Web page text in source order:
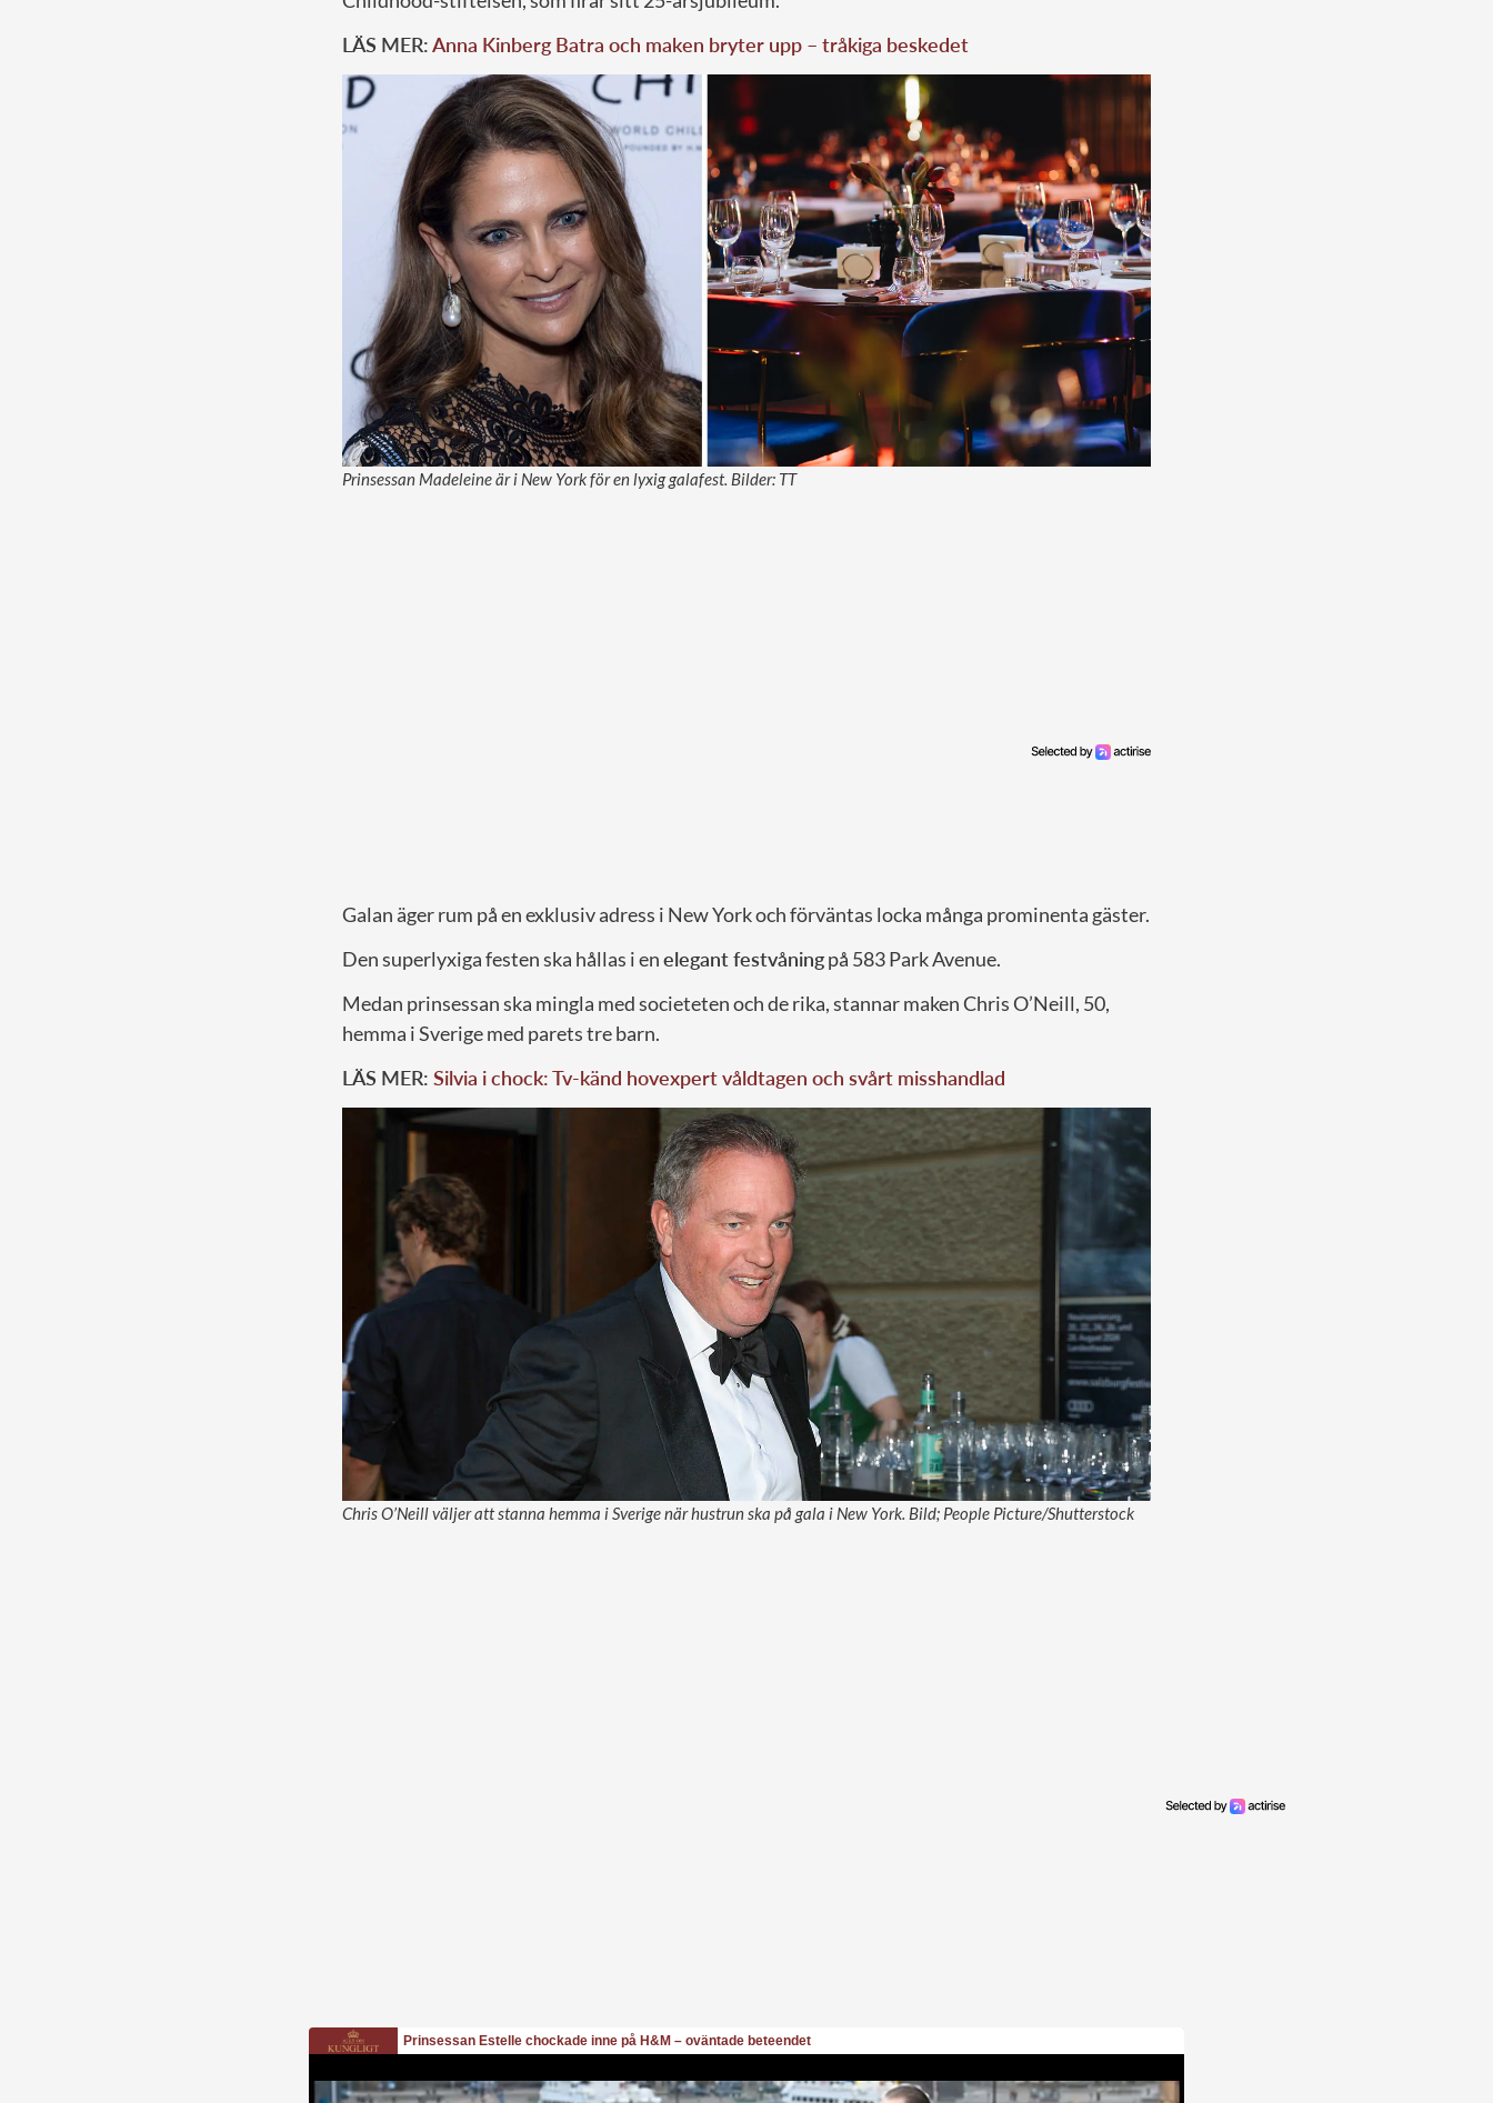
LÄS MER:Anna Kinberg Batra och maken bryter upp – tråkiga beskedet
Prinsessan Madeleine är i New York för en lyxig galafest. Bilder: TT
Galan äger rum på en exklusiv adress i New York och förväntas locka många prominenta gäster.
Den superlyxiga festen ska hållas i enelegant festvåningpå 583 Park Avenue.
Medan prinsessan ska mingla med societeten och de rika, stannar maken Chris O’Neill, 50,
hemma i Sverige med parets tre barn.
LÄS MER: Silvia i chock: Tv-känd hovexpert våldtagen och svårt misshandlad
Chris O’Neill väljer att stanna hemma i Sverige när hustrun ska på gala i New York. Bild; People Picture/Shutterstock